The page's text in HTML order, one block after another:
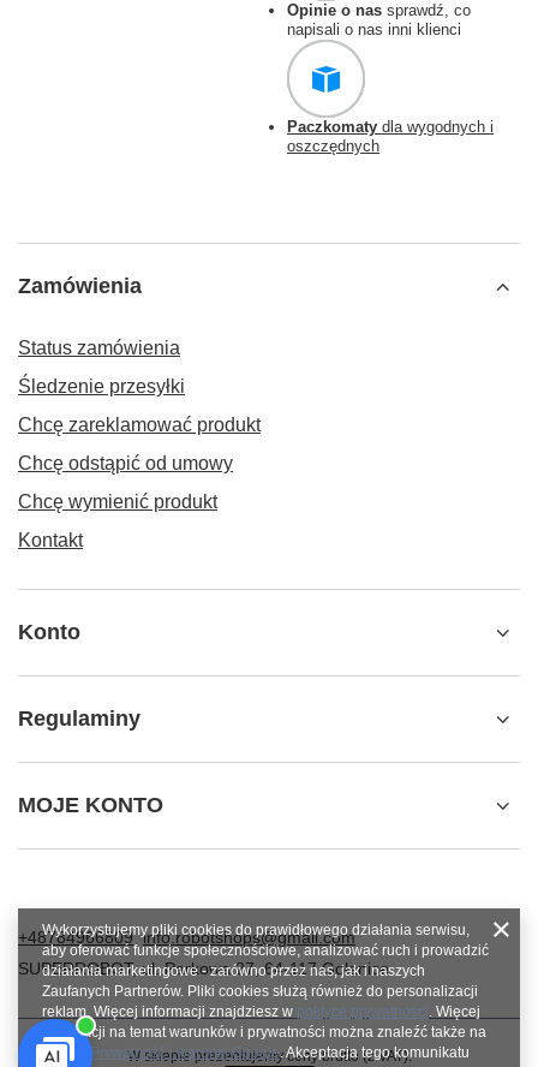
Opinie o nas sprawdź, co
napisali o nas inni klienci
Paczkomaty dla wygodnych i
oszczędnych
Zamówienia
Status zamówienia
Śledzenie przesyłki
Chcę zareklamować produkt
Chcę odstąpić od umowy
Chcę wymienić produkt
Kontakt
Konto
Regulaminy
MOJE KONTO
+48784966809 info.robotshops@gmail.com
SUPERROBOT,ul. Parkowa 27,64-117Gołanice
W sklepie prezentujemy ceny brutto (z VAT).
Wykorzystujemy pliki cookies do prawidłowego działania serwisu,
aby oferować funkcje społecznościowe, analizować ruch i prowadzić
działania marketingowe - zarówno przez nas, jak i naszych
Zaufanych Partnerów. Pliki cookies służą również do personalizacji
reklam. Więcej informacji znajdziesz w polityce prywatności. Więcej
informacji na temat warunków i prywatności można znaleźć także na
stronie Prywatność i warunki Google. Akceptacja tego komunikatu